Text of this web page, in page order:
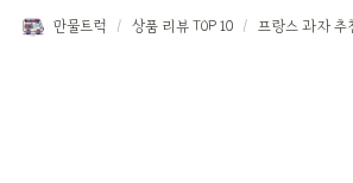
만물트럭 / 상품 리뷰 TOP 10 /